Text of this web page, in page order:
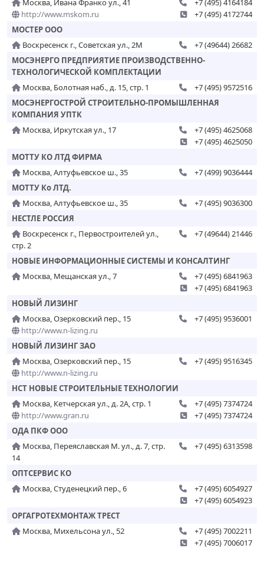
Москва, Ивана Франко ул., 41
http://www.mskom.ru
+7 (495) 4164184
+7 (495) 4172744
МОСТЕР ООО
Воскресенск г., Советская ул., 2М
+7 (49644) 26682
МОСЭНЕРГО ПРЕДПРИЯТИЕ ПРОИЗВОДСТВЕННО-
ТЕХНОЛОГИЧЕСКОЙ КОМПЛЕКТАЦИИ
Москва, Болотная наб., д. 15, стр. 1
+7 (495) 9572516
МОСЭНЕРГОСТРОЙ СТРОИТЕЛЬНО-ПРОМЫШЛЕННАЯ
КОМПАНИЯ УПТК
Москва, Иркутская ул., 17
+7 (495) 4625068
+7 (495) 4625050
МОТТУ КО ЛТД ФИРМА
Москва, Алтуфьевское ш., 35
+7 (499) 9036444
МОТТУ Ко ЛТД.
Москва, Алтуфьевское ш., 35
+7 (495) 9036300
НЕСТЛЕ РОССИЯ
Воскресенск г., Первостроителей ул.,
стр. 2
+7 (49644) 21446
НОВЫЕ ИНФОРМАЦИОННЫЕ СИСТЕМЫ И КОНСАЛТИНГ
Москва, Мещанская ул., 7
+7 (495) 6841963
+7 (495) 6841963
НОВЫЙ ЛИЗИНГ
Москва, Озерковский пер., 15
http://www.n-lizing.ru
+7 (495) 9536001
НОВЫЙ ЛИЗИНГ ЗАО
Москва, Озерковский пер., 15
http://www.n-lizing.ru
+7 (495) 9516345
НСТ НОВЫЕ СТРОИТЕЛЬНЫЕ ТЕХНОЛОГИИ
Москва, Кетчерская ул., д. 2А, стр. 1
http://www.gran.ru
+7 (495) 7374724
+7 (495) 7374724
ОДА ПКФ ООО
Москва, Переяславская М. ул., д. 7, стр.
14
+7 (495) 6313598
ОПТСЕРВИС КО
Москва, Студенецкий пер., 6
+7 (495) 6054927
+7 (495) 6054923
ОРГАГРОТЕХМОНТАЖ ТРЕСТ
Москва, Михельсона ул., 52
+7 (495) 7002211
+7 (495) 7006017